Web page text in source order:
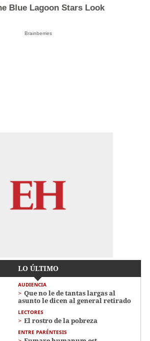
Blue Lagoon Stars Look
Brainberries
LO ÚLTIMO
AUDIENCIA
Que no le de tantas largas al
asunto le dicen al general retirado
LECTORES
El rostro de la pobreza
ENTRE PARÉNTESIS